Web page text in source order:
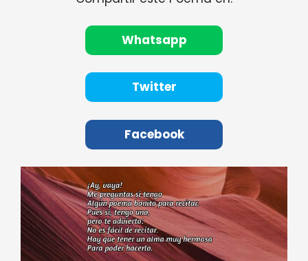
Whatsapp
Twitter
Facebook